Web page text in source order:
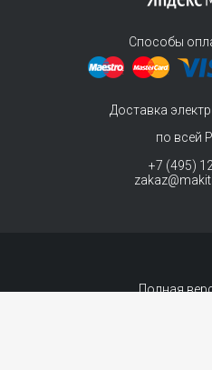
Способы
Доставка
по всей
+7 (495)
Полная